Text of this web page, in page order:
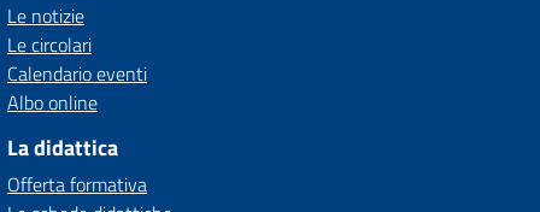
Le notizie
Le circolari
Calendario eventi
Albo online
La didattica
Offerta formativa